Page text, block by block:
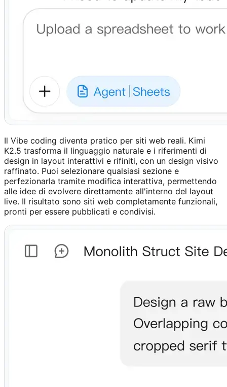
Il Vibe coding diventa pratico per siti web reali. Kimi
K2.5 trasforma il linguaggio naturale e i riferimenti di
design in layout interattivi e rifiniti, con un design visivo
raffinato. Puoi selezionare qualsiasi sezione e
perfezionarla tramite modifica interattiva, permettendo
alle idee di evolvere direttamente all'interno del layout
live. Il risultato sono siti web completamente funzionali,
pronti per essere pubblicati e condivisi.